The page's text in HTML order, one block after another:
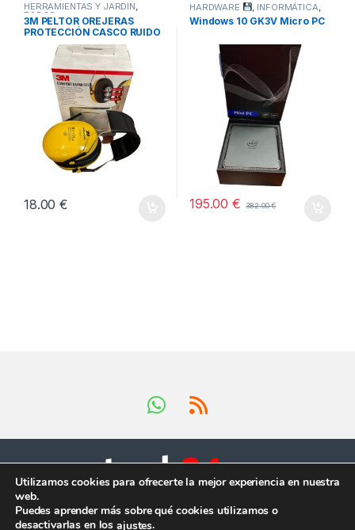
HERRAMIENTAS Y JARDÍN,
TODOS
3M PELTOR OREJERAS
PROTECCIÓN CASCO RUIDO
-AMARILLO
18.00€
HARDWARE , INFORMÁTICA,
TODOS
Windows 10 GK3V Micro PC
195.00€ 382.00€
Tienes preguntas ?
¡Llámanos en horario
Utilizamos cookies para ofrecerte la mejor experiencia en nuestra
web.
Puedes aprender más sobre qué cookies utilizamos o
desactivarlas en losajustes.